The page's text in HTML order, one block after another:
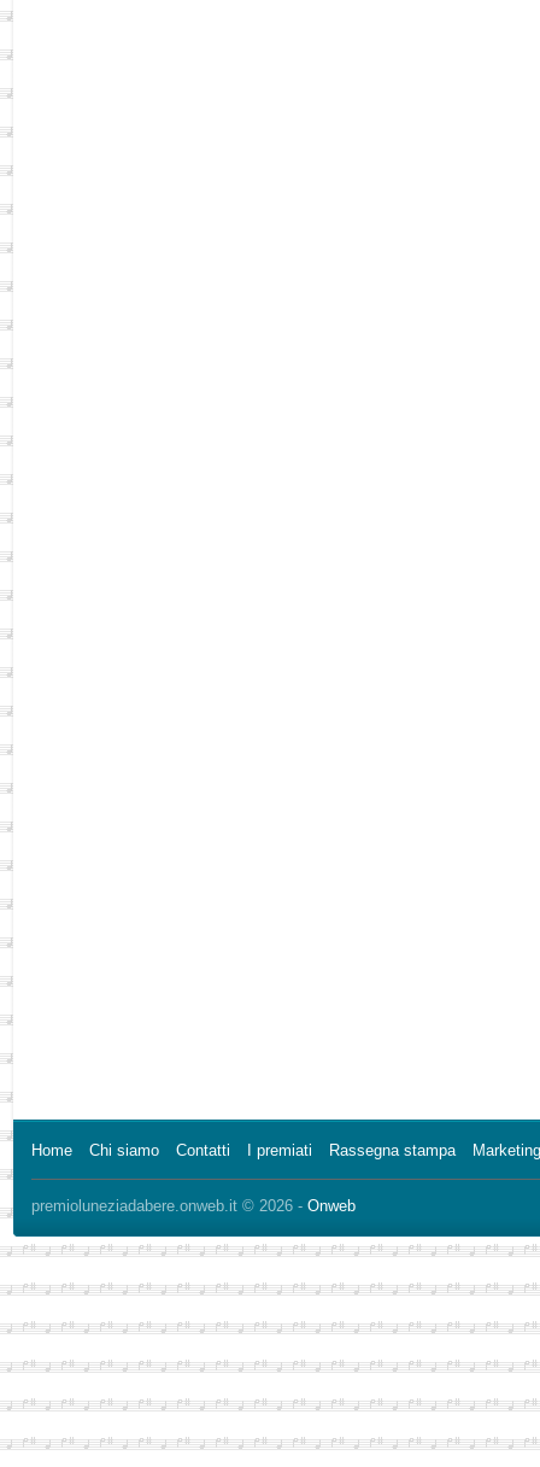
Home Chi siamo Contatti I premiati Rassegna stampa
premioluneziadabere.onweb.it © 2026 - Onweb